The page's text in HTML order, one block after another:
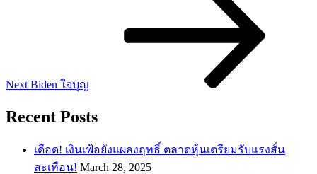
Next Biden ใจบุญ
Recent Posts
เดือด! เงินเฟ้อยังแผลงฤทธิ์ ตลาดหุ้นเตรียมรับแรงสั่น
สะเทือน! March 28, 2025